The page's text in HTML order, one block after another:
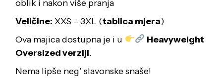
oblik i nakon više pranja
Veličine: XXS – 3XL (tablica mjera)
Ova majica dostupna je i u
Heavyweight
Oversized verziji.
Nema lipše neg’ slavonske snaše!